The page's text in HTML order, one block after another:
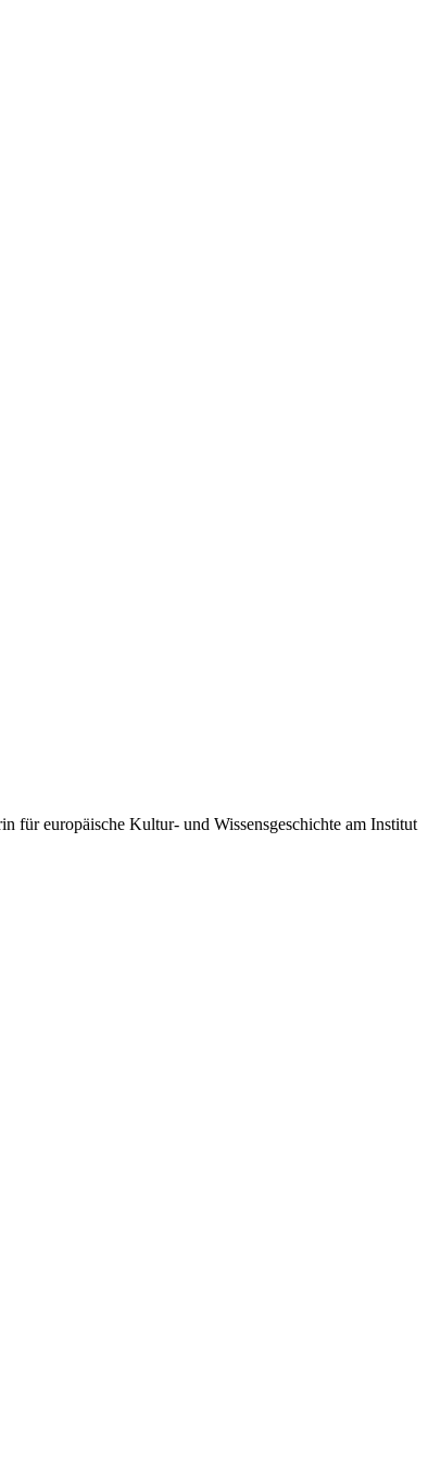
für europäische Kultur- und Wissensgeschichte am Institut